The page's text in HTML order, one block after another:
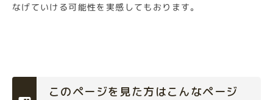
なげていける可能性を実感してもおります。
このページを見た方はこんなページ